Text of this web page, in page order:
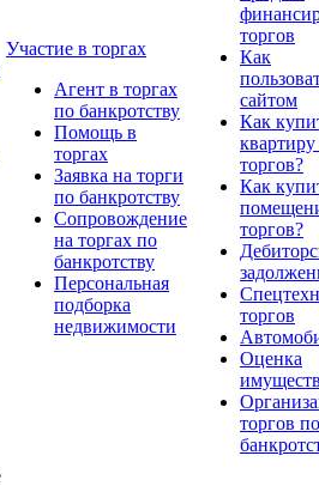
Участие в торгах
Агент в торгах
по банкротству
Помощь в
торгах
Заявка на торги
по банкротству
Сопровождение
на торгах по
банкротству
Персональная
подборка
недвижимости
торгов
Как
сайтом
Как
квартиру
торгов?
Как
торгов?
торгов
Оценка
торгов по